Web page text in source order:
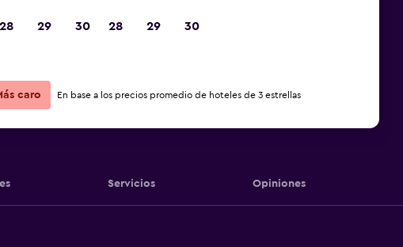
Servicios Opiniones
28 29 30 28 29 30
caro En base a los precios promedio de hoteles de 3 estrellas